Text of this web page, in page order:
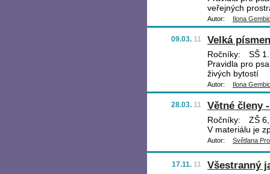
veřejných
Autor: Ilona
09.03. 11 Velká
Ročníky:
SŠ
Pravidla pro
živých bytostí
Autor: Ilona
28.03. 11 Větné členy
Ročníky:
ZŠ
V materiálu je
Autor: Světlana
17.11. 11 Všestranný